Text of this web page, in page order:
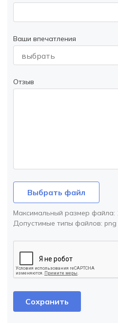
Ваши впечатления
выбрать
Отзыв
Выбрать файл
Максимальный размер файла:
Допустимые типы файлов: